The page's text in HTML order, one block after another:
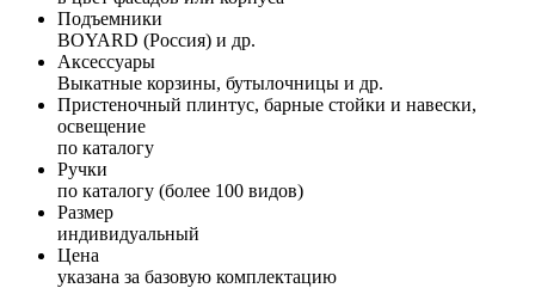
Подъемники
BOYARD (Россия) и др.
Аксессуары
Выкатные корзины, бутылочницы и др.
Пристеночный плинтус, барные стойки и навески,
освещение
по каталогу
Ручки
по каталогу (более 100 видов)
Размер
индивидуальный
Цена
указана за базовую комплектацию